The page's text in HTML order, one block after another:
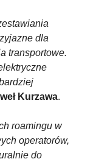
dla
transportowe.
Kurzawa.
roamingu w
operatorów,
do